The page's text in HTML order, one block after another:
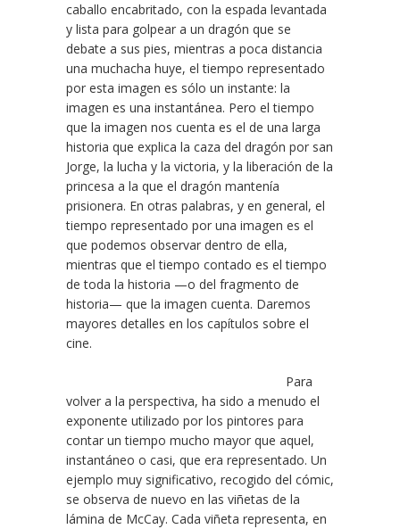
caballo encabritado, con la espada levantada
y lista para golpear a un dragón que se
debate a sus pies, mientras a poca distancia
una muchacha huye, el tiempo representado
por esta imagen es sólo un instante: la
imagen es una instantánea. Pero el tiempo
que la imagen nos cuenta es el de una larga
historia que explica la caza del dragón por san
Jorge, la lucha y la victoria, y la liberación de la
princesa a la que el dragón mantenía
prisionera. En otras palabras, y en general, el
tiempo representado por una imagen es el
que podemos observar dentro de ella,
mientras que el tiempo contado es el tiempo
de toda la historia —o del fragmento de
historia— que la imagen cuenta. Daremos
mayores detalles en los capítulos sobre el
cine.
Para
volver a la perspectiva, ha sido a menudo el
exponente utilizado por los pintores para
contar un tiempo mucho mayor que aquel,
instantáneo o casi, que era representado. Un
ejemplo muy significativo, recogido del cómic,
se observa de nuevo en las viñetas de la
lámina de McCay. Cada viñeta representa, en